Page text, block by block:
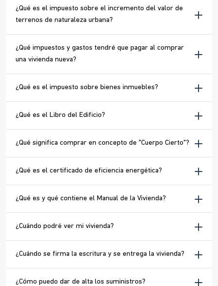
¿Qué es el impuesto sobre el incremento del valor de
terrenos de naturaleza urbana?
¿Qué impuestos y gastos tendré que pagar al comprar
una vivienda nueva?
¿Qué es el impuesto sobre bienes inmuebles?
¿Qué es el Libro del Edificio?
¿Qué significa comprar en concepto de "Cuerpo Cierto"?
¿Qué es el certificado de eficiencia energética?
¿Qué es y qué contiene el Manual de la Vivienda?
¿Cuándo podré ver mi vivienda?
¿Cuándo se firma la escritura y se entrega la vivienda?
¿Cómo puedo dar de alta los suministros?